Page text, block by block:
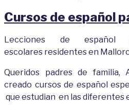
Cursos de español
Lecciones de español
escolares residentes en
Queridos padresde familia,
creado cursos de español
que estudian en las diferentes